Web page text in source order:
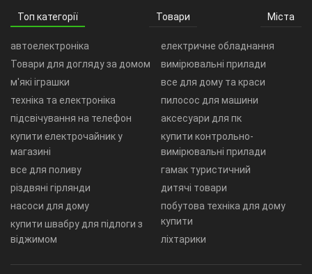
Топ категорії Товари Міста
автоелектроніка
Товари для догляду за домом
м'які іграшки
техніка та електроніка
підсвічування на телефон
купити електрочайник у
магазині
все для поливу
різдвяні гірлянди
насоси для дому
купити швабру для підлоги з
віджимом
електричне обладнання
вимірювальні прилади
все для дому та краси
пилосос для машини
аксесуари для пк
купити контрольно-
вимірювальні прилади
гамак туристичний
дитячі товари
побутова техніка для дому
купити
ліхтарики